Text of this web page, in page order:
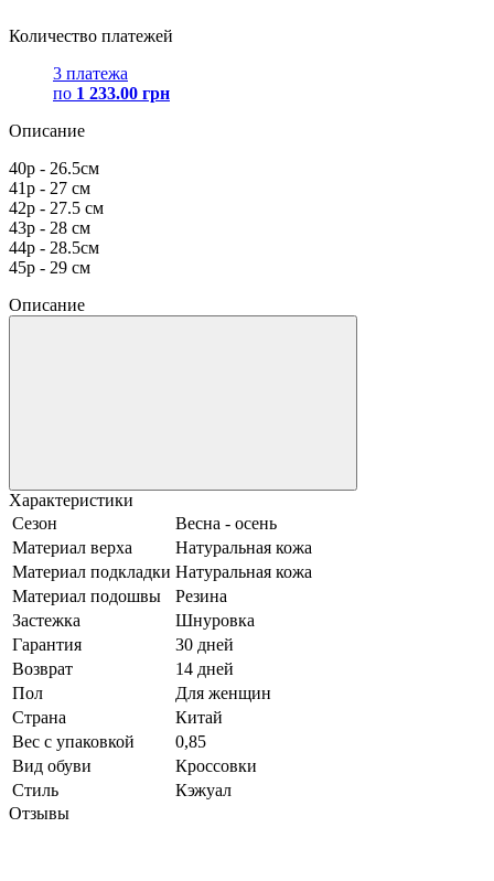
Количество платежей
3 платежа
по 1 233.00 грн
Описание
40р - 26.5см
41р - 27 см
42р - 27.5 см
43р - 28 см
44р - 28.5см
45р - 29 см
Описание
Характеристики
Сезон
Весна - осень
Материал верха
Натуральная кожа
Материал подкладки Натуральная кожа
Материал подошвы
Резина
Застежка
Шнуровка
Гарантия
30 дней
Возврат
14 дней
Пол
Для женщин
Страна
Китай
Вес с упаковкой
0,85
Вид обуви
Кроссовки
Стиль
Кэжуал
Отзывы